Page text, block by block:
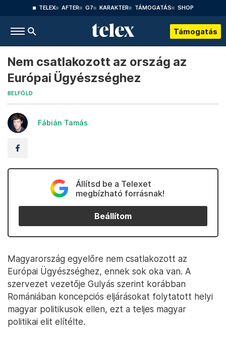
TELEX AFTER G7 KARAKTER TÁMOGATÁS SHOP
Támogatás
Nem csatlakozott az ország az
Európai Ügyészséghez
BELFÖLD
Fábián Tamás
Állítsd be a Telexet
megbízható forrásnak!
Beállítom
Magyarország egyelőre nem csatlakozott az
Európai Ügyészséghez, ennek sok oka van. A
szervezet vezetője Gulyás szerint korábban
Romániában koncepciós eljárásokat folytatott helyi
magyar politikusok ellen, ezt a teljes magyar
politikai elit elítélte.